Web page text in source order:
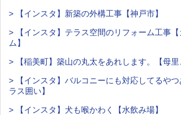
> 【インスタ】新築の外構工事【神戸市】
> 【インスタ】テラス空間のリフォーム工事
ム】
> 【稲美町】築山の丸太をあれします。【母里
> 【インスタ】バルコニーにも対応してるや
ラス囲い】
> 【インスタ】犬も喉かわく【水飲み場】